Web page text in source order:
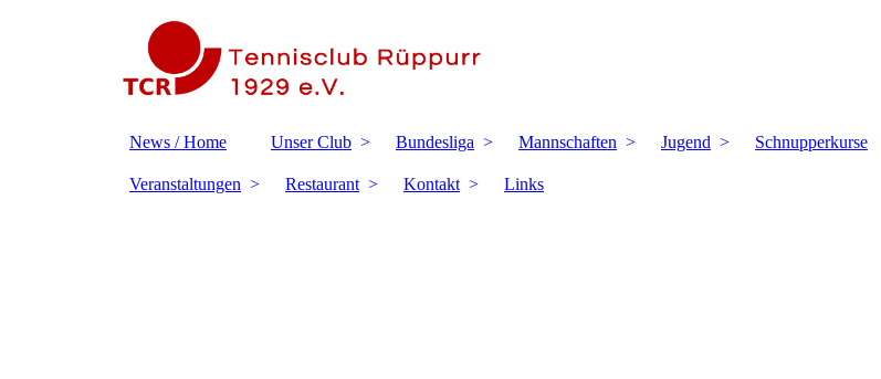
News / Home Unser Club Bundesliga Mannschaften Jugend Schnupperkurse
Veranstaltungen Restaurant Kontakt Links